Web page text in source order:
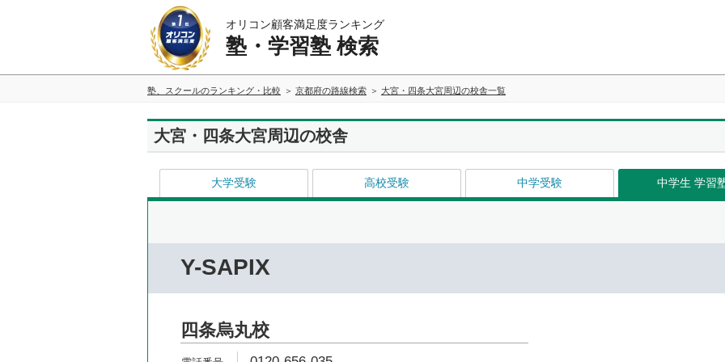
オリコン顧客満足度ランキング
塾・学習塾 検索
塾、スクールのランキング・比較 京都府の路線検索 大宮・四条大宮周辺の校舎一覧
大宮・四条大宮周辺の校舎
大学受験 高校受験 中学受験 中学生 学習
Y-SAPIX
四条烏丸校